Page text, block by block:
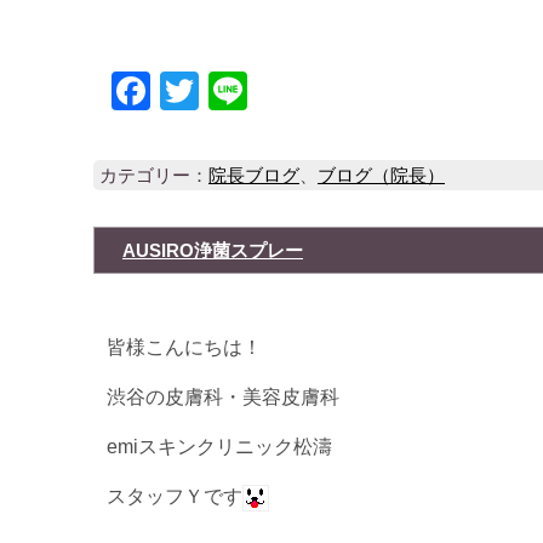
Facebook
Twitter
カテゴリー： 院長ブログ ブログ（院長）
AUSIRO浄菌スプレー
皆様こんにちは！
渋谷の皮膚科・美容皮膚科
emiスキンクリニック松濤
スタッフＹです